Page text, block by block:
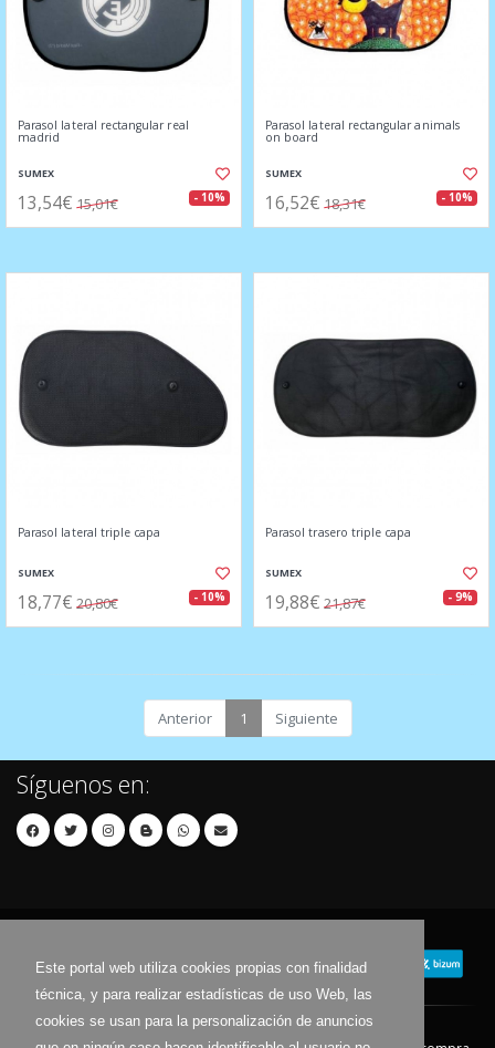
Este portal web utiliza cookies propias con finalidad
técnica, y para realizar estadísticas de uso Web, las
cookies se usan para la personalización de anuncios
Parasol lateral rectangular real
madrid
SUMEX
13,54€ 15,01€ - 10%
Parasol lateral rectangular animals
on board
SUMEX
16,52€ 18,31€ - 10%
Parasol lateral triple capa
SUMEX
18,77€ 20,80€ - 10%
Parasol trasero triple capa
SUMEX
19,88€ 21,87€ - 9%
Anterior 1 Siguiente
Síguenos en: